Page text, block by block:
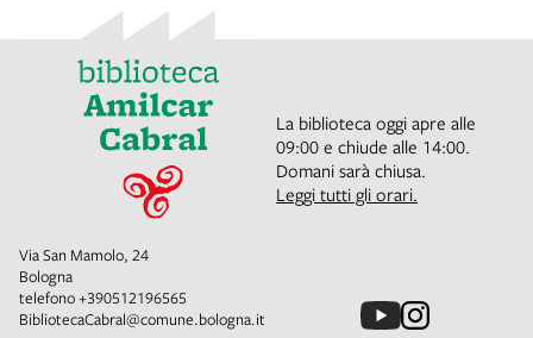
La biblioteca oggi apre alle
09:00 e chiude alle 14:00.
Domani sarà chiusa.
Leggi tutti gli orari.
Via San Mamolo, 24
Bologna
telefono+390512196565
BibliotecaCabral@comune.bologna.it